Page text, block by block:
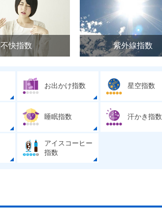
不快指数 紫外線指数
お出かけ指数 星空指数
睡眠指数 汗かき指数
アイスコーヒー
指数